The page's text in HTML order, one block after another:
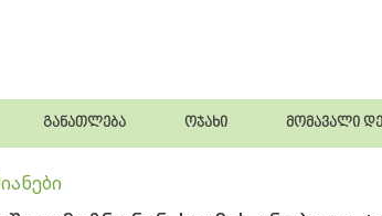
განათლება ოჯახი მომავალი